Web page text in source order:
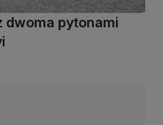
dwoma pytonami